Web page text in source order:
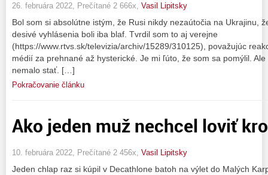
26. februára 2022, Prečítané 2 666x, Vasil Lipitsky
Bol som si absolútne istým, že Rusi nikdy nezaútočia na Ukrajinu,
desivé vyhlásenia boli iba blaf. Tvrdil som to aj verejne
(https://www.rtvs.sk/televizia/archiv/15289/310125), považujúc
médií za prehnané až hysterické. Je mi ľúto, že som sa pomýlil.
nemalo stať. […]
Pokračovanie článku
Ako jeden muž nechcel loviť
10. februára 2022, Prečítané 2 456x, Vasil Lipitsky
Jeden chlap raz si kúpil v Decathlone batoh na výlet do Malých